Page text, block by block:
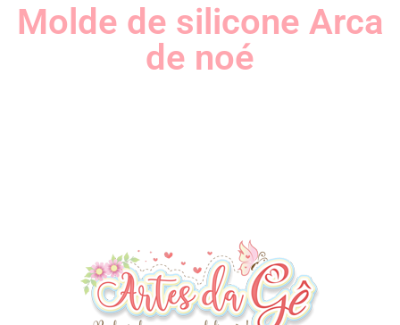
Molde de silicone Arca
de noé